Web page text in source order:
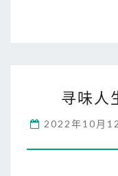
寻味人
2022年10月